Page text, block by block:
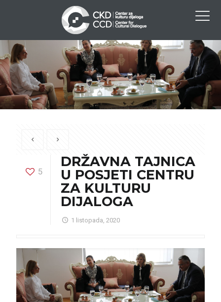
5
DRŽAVNA TAJNICA
U POSJETI CENTRU
ZA KULTURU
DIJALOGA
1 listopada, 2020